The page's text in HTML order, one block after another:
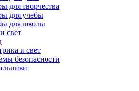
для творчества
для учебы
для школы
свет
и свет
безопасности